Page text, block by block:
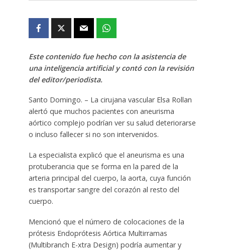
Este contenido fue hecho con la asistencia de
una inteligencia artificial y contó con la revisión
del editor/periodista.
Santo Domingo. – La cirujana vascular Elsa Rollan
alertó que muchos pacientes con aneurisma
aórtico complejo podrían ver su salud deteriorarse
o incluso fallecer si no son intervenidos.
La especialista explicó que el aneurisma es una
protuberancia que se forma en la pared de la
arteria principal del cuerpo, la aorta, cuya función
es transportar sangre del corazón al resto del
cuerpo.
Mencionó que el número de colocaciones de la
prótesis Endoprótesis Aórtica Multirramas
(Multibranch E-xtra Design) podría aumentar y